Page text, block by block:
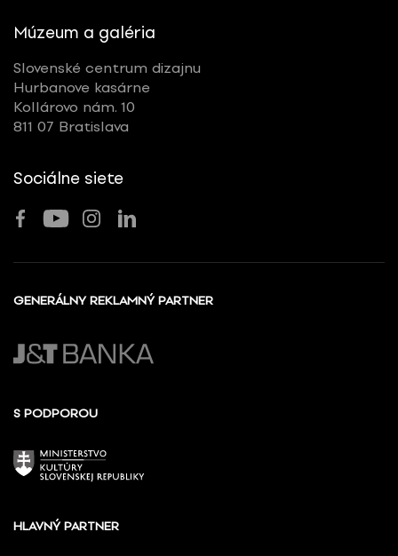
Múzeum a galéria
Slovenské centrum dizajnu
Hurbanove kasárne
Kollárovo nám. 10
811 07 Bratislava
Sociálne siete
GENERÁLNY REKLAMNÝ PARTNER
S PODPOROU
HLAVNÝ PARTNER